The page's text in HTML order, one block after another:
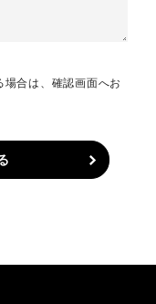
場合は、確認画面へお